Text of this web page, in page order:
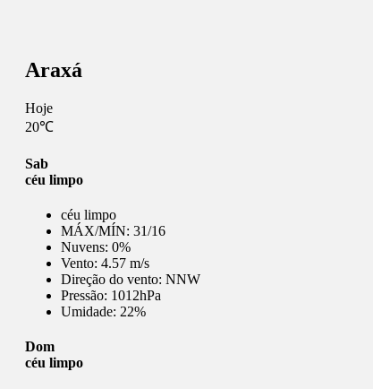
Araxá
Hoje
20℃
Sab
céu limpo
céu limpo
MÁX/MÍN: 31/16
Nuvens: 0%
Vento: 4.57 m/s
Direção do vento: NNW
Pressão: 1012hPa
Umidade: 22%
Dom
céu limpo